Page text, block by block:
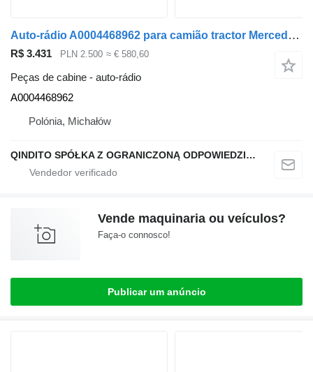
Auto-rádio A0004468962 para camião tractor Mercedes-Benz ACTROS MP4
R$ 3.431 PLN 2.500 ≈ € 580,60
Peças de cabine - auto-rádio
A0004468962
Polónia, Michałów
QINDITO SPÓŁKA Z OGRANICZONĄ ODPOWIEDZIALNOŚCIĄ
Vende maquinaria ou veículos?
Faça-o connosco!
Publicar um anúncio